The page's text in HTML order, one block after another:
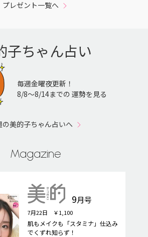
プレゼント一覧へ
子ちゃん占い
毎週金曜夜更新！
8/8〜8/14までの 運勢を見る
の美的子ちゃん占いへ
Magazine
9月号
7月22日 ￥1,100
肌もメイクも「スタミナ」仕込み
でくずれ知らず！